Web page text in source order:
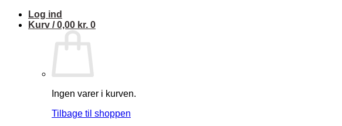
FortsætLog ind
Kurv /0,00 kr. 0
Ingen varer i kurven.
Tilbage til shoppen